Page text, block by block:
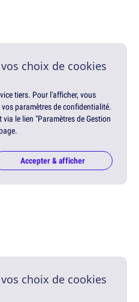
choix de cookies
tiers. Pour l'afficher, vous
paramètres de confidentialité.
le lien "Paramètres de Gestion
Accepter & afficher
choix de cookies